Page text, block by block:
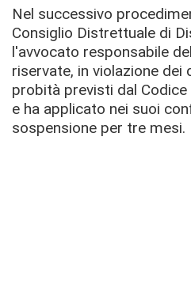
Nel successivo
Consiglio Distrettuale di
l'avvocato responsabile
riservate, in violazione dei
probità previsti dal
e ha applicato nei suoi
sospensione per tre mesi.